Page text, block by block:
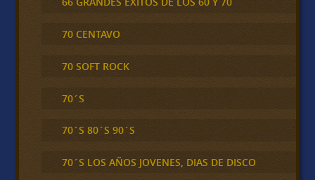
70 CENTAVO
70 SOFT ROCK
70´S
70´S 80´S 90´S
70´S LOS AÑOS JOVENES, DIAS DE DISCO